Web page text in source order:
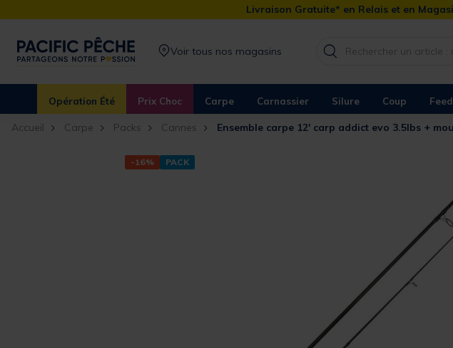
Livraison Gratuite* en Relais et en
Voir tous nos magasins
Opération Été Prix Choc Carpe Carnassier Silure Coup
Accueil Carpe Packs Cannes Ensemble carpe 12' carp addict evo 3.5lbs +
-16% PACK